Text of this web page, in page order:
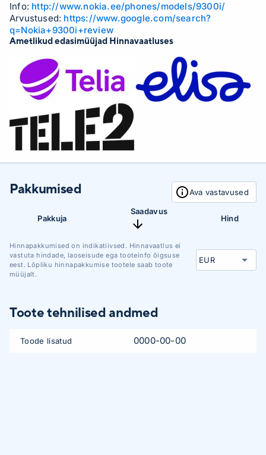
Info: http://www.nokia.ee/phones/models/9300i/
Arvustused: https://www.google.com/search?
q=Nokia+9300i+review
Ametlikud edasimüüjad Hinnavaatluses
Pakkumised Ava vastavused
Pakkuja
Saadavus
Hind
Hinnapakkumised on indikatiivsed. Hinnavaatlus ei
vastuta hindade, laoseisude ega tooteinfo õigsuse
eest. Lõpliku hinnapakkumise tootele saab toote
müüjalt.
Toote tehnilised andmed
Toode lisatud 0000-00-00